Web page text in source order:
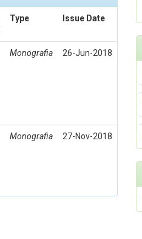
Type Issue Date
Monografia 26-Jun-2018
Monografia 27-Nov-2018